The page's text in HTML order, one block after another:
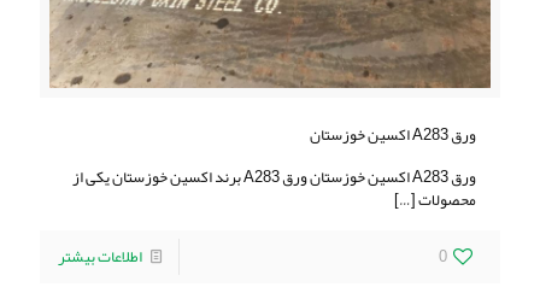
ورق A283 اکسین خوزستان
ورق A283 اکسین خوزستان ورق A283 برند اکسین خوزستان یکی از
محصولات[…]
0
اطلاعات بیشتر